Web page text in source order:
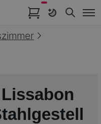
Artikel im Warenkorb